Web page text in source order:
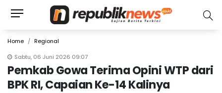
Home
Regional
Sabtu, 06 Juni 2026 09:07
Pemkab Gowa Terima Opini WTP dari
BPK RI, Capaian Ke-14 Kalinya